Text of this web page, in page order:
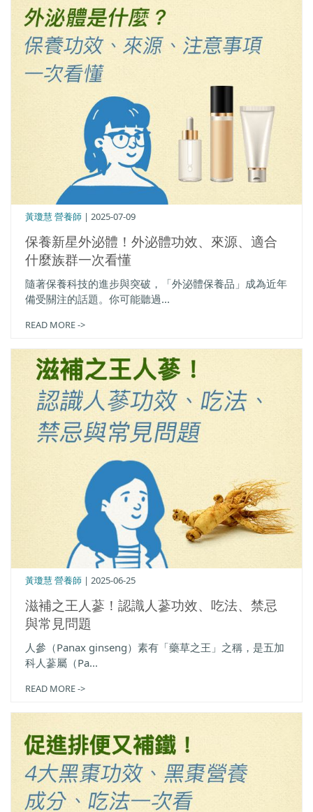
保養新星外泌體！外泌體功效、來源、適合
什麼族群一次看懂
黃瓊慧 營養師 | 2025-07-09
隨著保養科技的進步與突破，「外泌體保養品」成為近年
備受關注的話題。你可能聽過...
READ MORE ->
滋補之王人蔘！認識人蔘功效、吃法、禁忌
與常見問題
黃瓊慧 營養師 | 2025-06-25
人參（Panax ginseng）素有「藥草之王」之稱，是五加
科人蔘屬（Pa...
READ MORE ->